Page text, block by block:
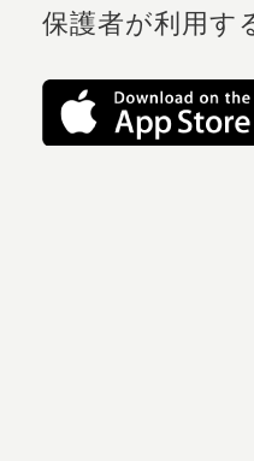
保護者が利用す